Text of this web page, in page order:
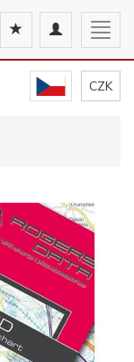
Toggle
navigation
CZK